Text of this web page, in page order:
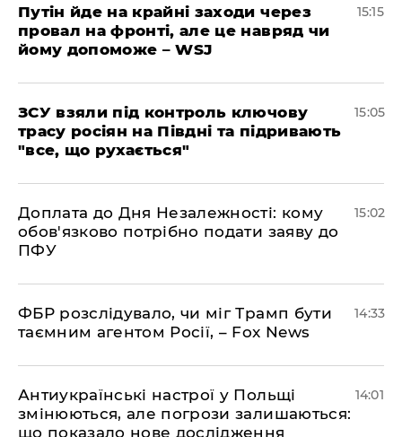
Путін йде на крайні заходи через
провал на фронті, але це навряд чи
йому допоможе – WSJ
15:15
ЗСУ взяли під контроль ключову
трасу росіян на Півдні та підривають
"все, що рухається"
15:05
Доплата до Дня Незалежності: кому
обов'язково потрібно подати заяву до
ПФУ
15:02
ФБР розслідувало, чи міг Трамп бути
таємним агентом Росії, – Fox News
14:33
Антиукраїнські настрої у Польщі
змінюються, але погрози залишаються:
що показало нове дослідження
14:01